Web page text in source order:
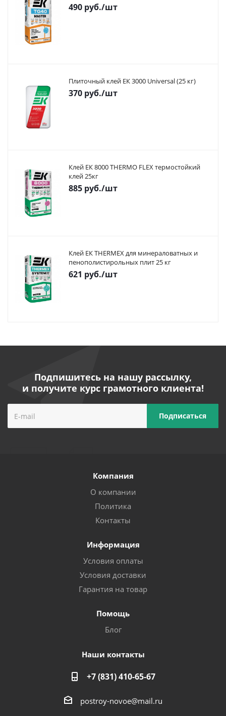
490 руб./шт
Плиточный клей ЕК 3000 Universal (25 кг)
370 руб./шт
Клей ЕК 8000 THERMO FLEX термостойкий
клей 25кг
885 руб./шт
Клей ЕК THERMEX для минераловатных и
пенополистирольных плит 25 кг
621 руб./шт
Подпишитесь на нашу рассылку,
и получите курс грамотного клиента!
Компания
О компании
Политика
Контакты
Информация
Условия оплаты
Условия доставки
Гарантия на товар
Помощь
Блог
Наши контакты
+7 (831) 410-65-67
postroy-novoe@mail.ru